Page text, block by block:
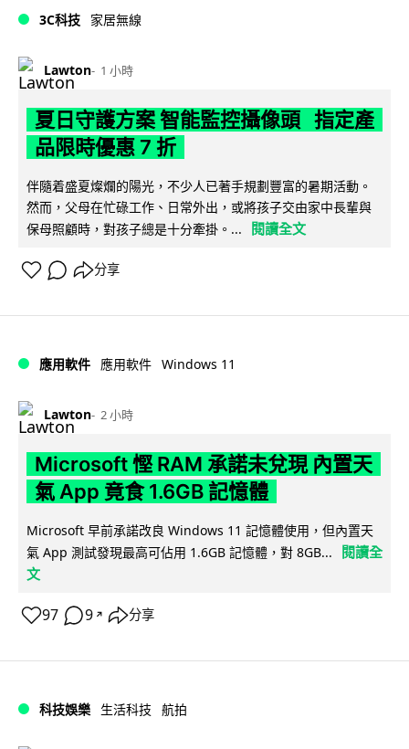
3C科技 家居無線
Lawton 1 小時
夏日守護方案 智能監控攝像頭 指定產
品限時優惠 7 折
伴隨着盛夏燦爛的陽光，不少人已著手規劃豐富的暑期活動。
然而，父母在忙碌工作、日常外出，或將孩子交由家中長輩與
保母照顧時，對孩子總是十分牽掛。...
閱讀全文
分享
應用軟件 應用軟件 Windows 11
Lawton 2 小時
Microsoft 慳 RAM 承諾未兌現 內置天
氣 App 竟食 1.6GB 記憶體
Microsoft 早前承諾改良 Windows 11 記憶體使用，但內置天
氣 App 測試發現最高可佔用 1.6GB 記憶體，對 8GB...
閱讀全
文
97 9 ↗ 分享
科技娛樂 生活科技 航拍